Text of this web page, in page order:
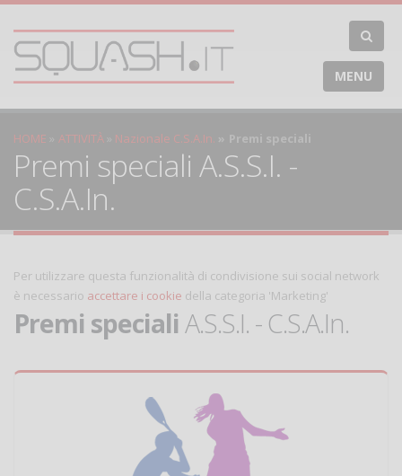
MENU
HOME ATTIVITÀ Nazionale C.S.A.In. Premi speciali
Premi speciali A.S.S.I. -
C.S.A.In.
Per utilizzare questa funzionalità di condivisione sui social network
è necessario accettare i cookie della categoria 'Marketing'
Premi speciali A.S.S.I. - C.S.A.In.